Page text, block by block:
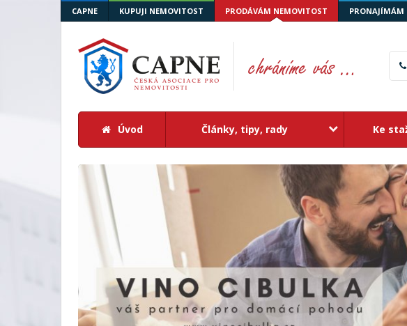
CAPNE KUPUJI NEMOVITOST PRODÁVÁM NEMOVITOST PRONAJÍMÁM
Úvod Články, tipy, rady Ke